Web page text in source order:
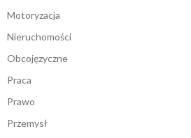
Motoryzacja
Nieruchomości
Obcojęzyczne
Praca
Prawo
Przemysł